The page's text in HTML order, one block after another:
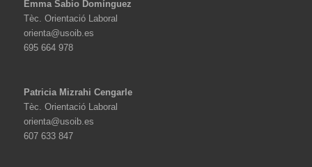
Emma Sabio Domínguez
Tèc. Orientació Laboral
orienta@usoib.es
695 664 978
Patricia Mizrahi Cengarle
Tèc. Orientació Laboral
orienta@usoib.es
607 633 847